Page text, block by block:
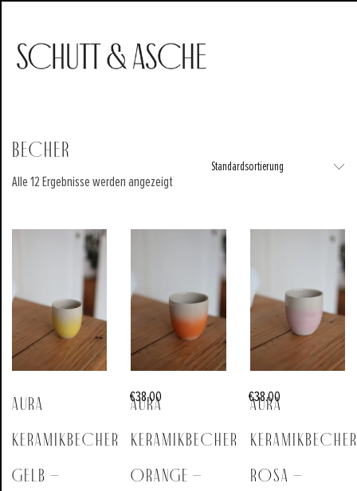
Becher
Alle 12 Ergebnisse werden angezeigt
Standardsortierung
AURA
Keramikbecher
Gelb –
€38.00
AURA
Keramikbecher
Orange –
€38.00
AURA
Keramikbecher
Rosa –